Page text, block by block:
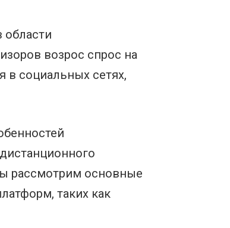
возрос спрос на
в социальных сетях,
рассмотрим основные
таких как